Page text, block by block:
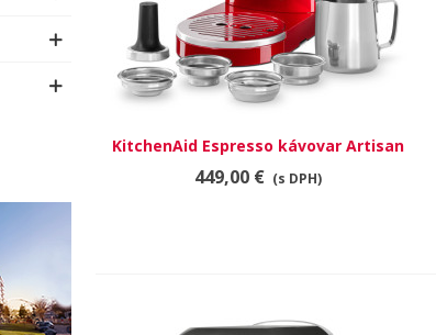
RÝCHLY NÁHĽAD
KitchenAid Espresso kávovar Artisan
5KES6503ECA
449,00 € (s DPH)